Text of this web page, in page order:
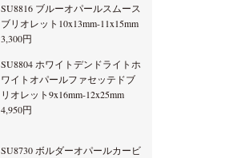
SU8816 ブルーオパールスムース
ブリオレット10x13mm-11x15mm
3,300円
SU8804 ホワイトデンドライトホ
ワイトオパールファセッテドブ
リオレット9x16mm-12x25mm
4,950円
SU8730 ボルダーオパールカービ